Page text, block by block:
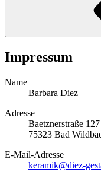
Impressum
Name
Barbara Diez
Adresse
Baetznerstraße 127
75323 Bad
E-Mail-Adresse
keramik@diez-